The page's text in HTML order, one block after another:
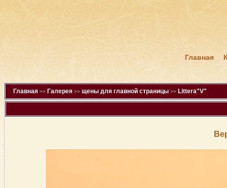
Главная
Главная >> Галерея >> щены для главной страницы >> Littera"V"